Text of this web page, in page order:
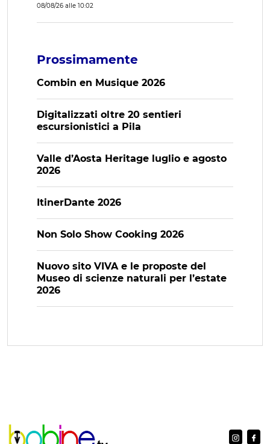
08/08/26 alle 10:02
Prossimamente
Combin en Musique 2026
Digitalizzati oltre 20 sentieri
escursionistici a Pila
Valle d’Aosta Heritage luglio e agosto
2026
ItinerDante 2026
Non Solo Show Cooking 2026
Nuovo sito VIVA e le proposte del
Museo di scienze naturali per l’estate
2026